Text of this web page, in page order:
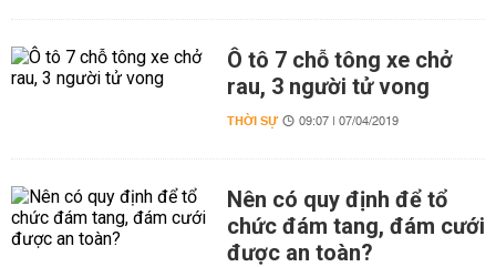
Ô tô 7 chỗ tông xe chở
rau, 3 người tử vong
THỜI SỰ 09:07 | 07/04/2019
Nên có quy định để tổ
chức đám tang, đám cưới
được an toàn?